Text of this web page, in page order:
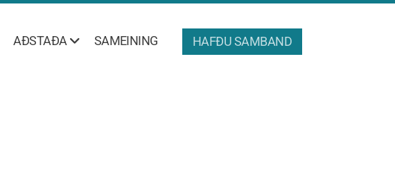
AÐSTAÐA SAMEINING HAFÐU SAMBAND